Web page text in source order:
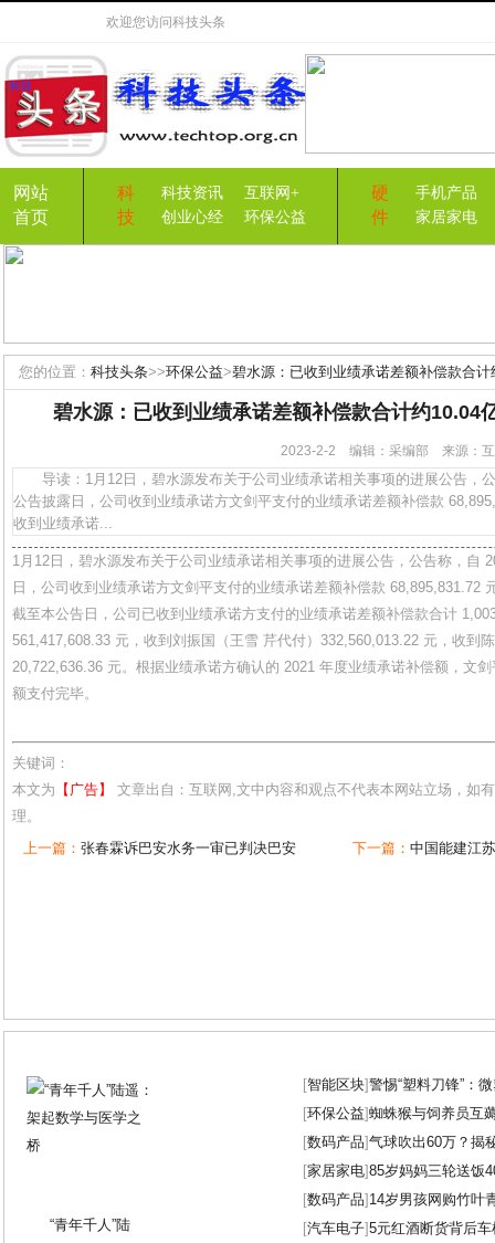
欢迎您访问科技头条
网站
首页
科
技
科技资讯
互联网+
创业心经
环保公益
硬
件
手机产品
家居家电
您的位置： 科技头条>>环保公益>碧水源：已收到业绩承诺差额补偿款合
碧水源：已收到业绩承诺差额补偿款合计约10.04
2023-2-2 编辑：采编部 来源：
导读：1月12日，碧水源发布关于公司业绩承诺相关事项的进展公告，
公告披露日，公司收到业绩承诺方文剑平支付的业绩承诺差额补偿款
收到业绩承诺...
1月12日，碧水源发布关于公司业绩承诺相关事项的进展公告，公告称，自
日，公司收到业绩承诺方文剑平支付的业绩承诺差额补偿款 68,895,831.72
截至本公告日，公司已收到业绩承诺方支付的业绩承诺差额补偿款合计
561,417,608.33 元，收到刘振国（王雪 芹代付）332,560,013.22 元，收到
20,722,636.36 元。根据业绩承诺方确认的 2021 年度业绩承诺补偿额，文
额支付完毕。
关键词：
本文为 【广告】
文章出自：互联网,文中内容和观点不代表本网站立场，如
理。
上一篇： 张春霖诉巴安水务一审已判决巴安 下一篇： 中国能建江
“青年千人”陆
[智能区块]警惕“塑料刀锋”：
[环保公益]蜘蛛猴与饲养员互
[数码产品]气球吹出60万？揭
[家居家电]85岁妈妈三轮送饭
[数码产品] 14岁男孩网购竹叶
[汽车电子]5元红酒断货背后